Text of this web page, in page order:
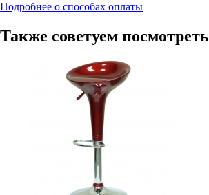
Подробнее о способах оплаты
Также советуем посмотреть